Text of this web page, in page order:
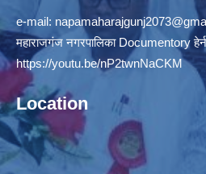
e-mail:
महाराजगंज नगरपालिका Documentory
https://youtu.be/nP2twnNaCKM
Location